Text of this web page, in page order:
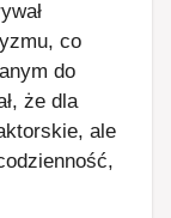
co
do
że dla
ale